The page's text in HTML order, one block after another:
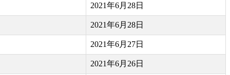
2021年6月28日
2021年6月28日
2021年6月27日
2021年6月26日